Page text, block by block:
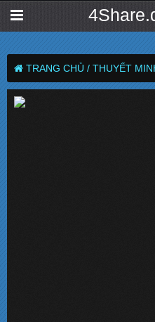
TRANG CHỦ / THUYẾT